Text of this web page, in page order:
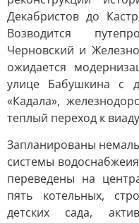
Декабристов до
Возводится
Черновский и
ожидается
улице Бабушкина с
«Кадала»,
теплый переход к
Запланированы
системы
переведены на
пять котельных,
детских сада,